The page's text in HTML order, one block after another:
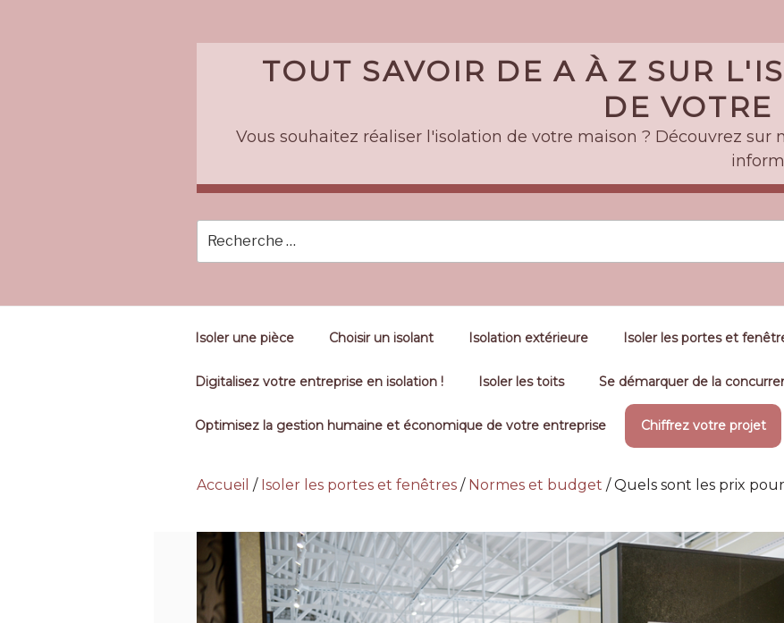
TOUT SAVOIR DE A À Z SUR
DE
Vous souhaitez réaliser l'isolation de votre maison ? Découvrez sur
Isoler une pièce Choisir un isolant Isolation extérieure Isoler les portes et
Digitalisez votre entreprise en isolation ! Isoler les toits Se démarquer de la
Optimisez la gestion humaine et économique de votre entreprise Chiffrez votre projet
Accueil / Isoler les portes et fenêtres / Normes et budget / Quels sont les prix